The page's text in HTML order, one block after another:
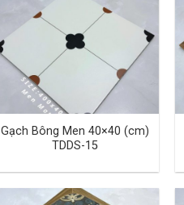
Gạch Bông Men 40×40 (cm)
TDDS-15